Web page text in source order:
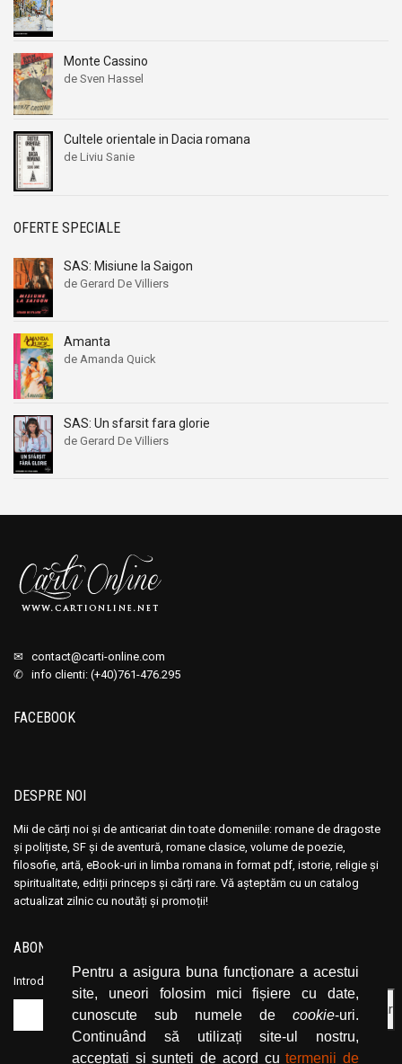
Pentru a asigura buna funcționare a acestui
site, uneori folosim mici fișiere cu date,
cunoscute sub numele de cookie-uri.
Continuând să utilizați site-ul nostru,
acceptați și sunteți de acord cutermenii de
Monte Cassino
de Sven Hassel
Cultele orientale in Dacia romana
de Liviu Sanie
OFERTE SPECIALE
SAS: Misiune la Saigon
de Gerard De Villiers
Amanta
de Amanda Quick
SAS: Un sfarsit fara glorie
de Gerard De Villiers
✉ contact@carti-online.com
✆ info clienti: (+40)761-476.295
FACEBOOK
DESPRE NOI
Mii de cărți noi și de anticariat din toate domeniile: romane de dragoste
și polițiste, SF și de aventură, romane clasice, volume de poezie,
filosofie, artă, eBook-uri in limba romana in format pdf, istorie, religie și
spiritualitate, ediții princeps și cărți rare. Vă așteptăm cu un catalog
actualizat zilnic cu noutăți și promoții!
ABONEAZĂ-TE LA NEWSLETTER
Introduceți adresa dvs. de email și dați click pe butonul de abonare.